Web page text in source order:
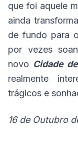
que foi aquele
ainda
de fundo para
por vezes
novo Cidade
realmente
trágicos e
16 de Outubro